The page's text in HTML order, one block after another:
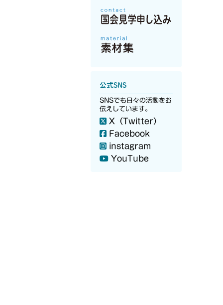
公式SNS
SNSでも日々の活動をお
伝えしています。
X（Twitter）
Facebook
instagram
YouTube